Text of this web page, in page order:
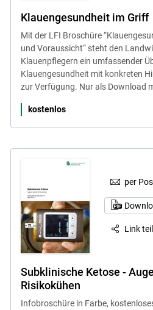
Klauengesundheit im Griff
Mit der LFI Broschüre
und Voraussicht“ steht den
Klauenpflegern ein umfassender
Klauengesundheit mit konkreten
zur Verfügung. Nur als Download
kostenlos
per
Link
Subklinische Ketose -
Risikokühen
Infobroschüre in Farbe,